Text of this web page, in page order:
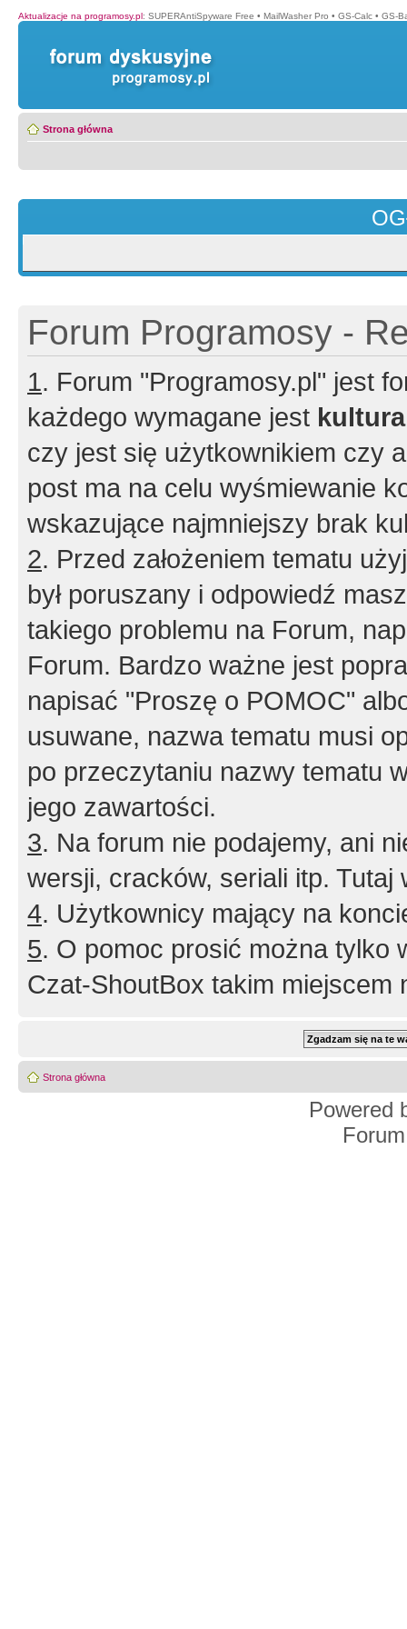
Aktualizacje na programosy.pl: SUPERAntiSpyware Free • MailWasher Pro • GS-Calc • GS-
Strona główna
Forum Programosy -
1. Forum "Programosy.pl" jest
każdego wymagane jest
czy jest się użytkownikiem czy
post ma na celu wyśmiewanie
wskazujące najmniejszy brak
2. Przed założeniem tematu
był poruszany i odpowiedź
takiego problemu na Forum,
Forum. Bardzo ważne jest
napisać "Proszę o POMOC"
usuwane, nazwa tematu musi
po przeczytaniu nazwy tematu
jego zawartości.
3. Na forum nie podajemy, ani
wersji, cracków, seriali itp. Tutaj
4. Użytkownicy mający na
5. O pomoc prosić można tylko
Czat-ShoutBox takim miejscem
Strona główna
Powered